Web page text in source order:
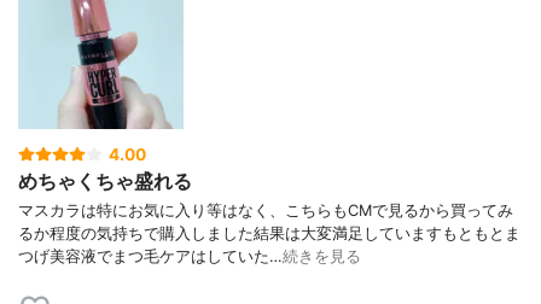
4.00
めちゃくちゃ盛れる
マスカラは特にお気に入り等はなく、こちらもCMで見るから買ってみ
るか程度の気持ちで購入しました結果は大変満足していますもともとま
つげ美容液でまつ毛ケアはしていた…続きを見る